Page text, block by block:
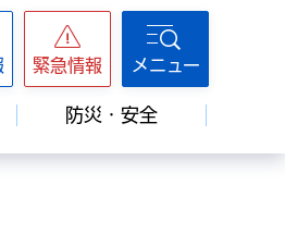
緊急情報 メニュー
防災・安全